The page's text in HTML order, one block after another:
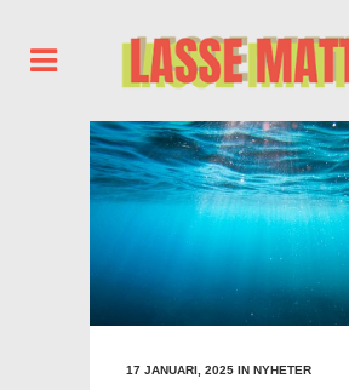
17 JANUARI, 2025 IN NYHETER